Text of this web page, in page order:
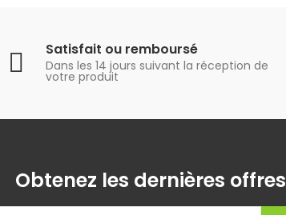
Satisfait ou remboursé
Dans les 14 jours suivant la réception de
votre produit
Obtenez les dernières offres